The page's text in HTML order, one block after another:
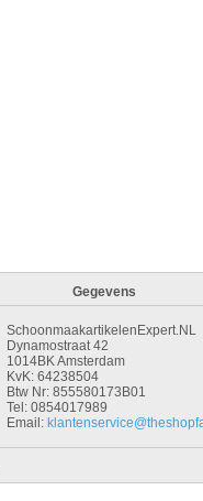
Gegevens
SchoonmaakartikelenExpert.NL
Dynamostraat 42
1014BK Amsterdam
KvK: 64238504
Btw Nr: 855580173B01
Tel: 0854017989
Email: